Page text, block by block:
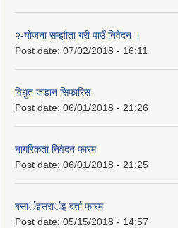
२-याेजना सम्झौता गरी पाउँ निवेदन ।
Post date: 07/02/2018 - 16:11
विधुत जडान सिफारिस
Post date: 06/01/2018 - 21:26
नागरिकता निवेदन फारम
Post date: 06/01/2018 - 21:25
बसार्इसरार्इ दर्ता फारम
Post date: 05/15/2018 - 14:57